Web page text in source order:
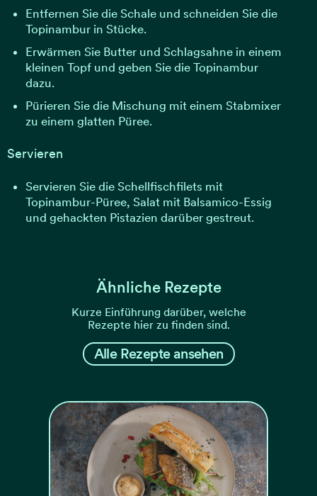
Entfernen Sie die Schale und schneiden Sie die
Topinambur in Stücke.
Erwärmen Sie Butter und Schlagsahne in einem
kleinen Topf und geben Sie die Topinambur
dazu.
Pürieren Sie die Mischung mit einem Stabmixer
zu einem glatten Püree.
Servieren
Servieren Sie die Schellfischfilets mit
Topinambur-Püree, Salat mit Balsamico-Essig
und gehackten Pistazien darüber gestreut.
Ähnliche Rezepte
Kurze Einführung darüber, welche
Rezepte hier zu finden sind.
Alle Rezepte ansehen